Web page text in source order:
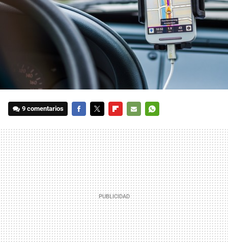
9 comentarios
MAIL